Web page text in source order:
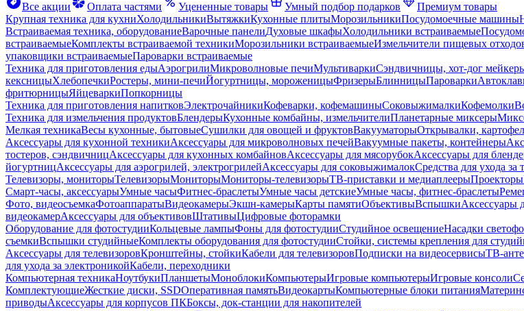
Все акции
Оплата частями Уцененные товары Умный подбор подарков
Премиум товары
Крупная техника для кухниХолодильникиВытяжкиКухонные плитыМорозильникиПосудомоечные машины
Встраиваемая техника, оборудованиеВарочные панелиДуховые шкафыХолодильники встраиваемые
встраиваемыеКомплекты встраиваемой техникиМорозильники встраиваемыеИзмельчители пищевых
упаковщики встраиваемыеПароварки встраиваемые
Техника для приготовления едыАэрогрилиМикроволновые печиМультиваркиСэндвичницы, хот-дог
кексницыХлебопечкиРостеры, мини-печиЙогуртницы, мороженицыФризерыБлинницыПароварки
фритюрницыЯйцеваркиПопкорницы
Техника для приготовления напитковЭлектрочайникиКофеварки, кофемашиныСоковыжималкиКофемолки
Техника для измельчения продуктовБлендерыКухонные комбайны, измельчителиПланетарные миксеры
Мелкая техникаВесы кухонные, бытовыеСушилки для овощей и фруктовВакууматорыОткрывалки,
Аксессуары для кухонной техникиАксессуары для микроволновых печейВакуумные пакеты, контейнеры
тостеров, сэндвичницАксессуары для кухонных комбайновАксессуары для мясорубокАксессуары для
йогуртницАксессуары для аэрогрилей, электрогрилейАксессуары для соковыжималокСредства для ухода за
Телевизоры, мониторыТелевизорыМониторыМониторы-телевизорыТВ-приставки и медиаплеерыПроекторы
Смарт-часы, аксессуарыУмные часыФитнес-браслетыУмные часы детскиеУмные часы, фитнес-браслеты
Фото, видеосъемкаФотоаппаратыВидеокамерыЭкшн-камерыКарты памятиОбъективыВспышкиАксессуары
видеокамерАксессуары для объективовШтативыЦифровые фоторамки
Оборудование для фотостудииКольцевые лампыФоны для фотостудииСтудийное освещениеНасадки
съемкиВспышки студийныеКомплекты оборудования для фотостудииСтойки, системы крепления для
Аксессуары для телевизоровКронштейны, стойкиКабели для телевизоровПодписки на видеосервисыТВ-
для ухода за электроникойКабели, переходники
Компьютерная техникаНоутбукиПланшетыМоноблокиКомпьютерыИгровые компьютерыИгровые консоли
КомплектующиеЖесткие диски, SSDОперативная памятьВидеокартыКомпьютерные блоки питания
приводыАксессуары для корпусов ПКБоксы, док-станции для накопителей